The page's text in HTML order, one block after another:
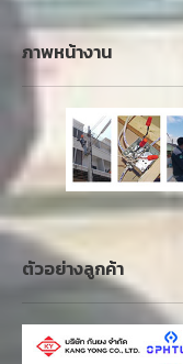
ภาพหน้างาน
ตัวอย่างลูกค้า